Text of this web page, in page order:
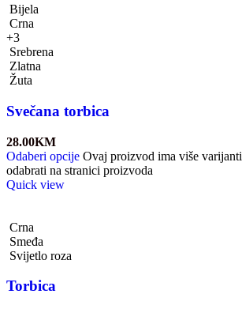
Bijela
Crna
+3
Srebrena
Zlatna
Žuta
Svečana torbica
28.00KM
Odaberi opcije Ovaj proizvod ima više
odabrati na stranici proizvoda
Quick view
Crna
Smeđa
Svijetlo roza
Torbica